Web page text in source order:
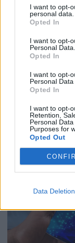
I want to opt-
personal data.
Opted In
I want to opt-
Personal Data.
Opted In
I want to opt-
Personal Data
Opted In
I want to opt-
Retention,
Personal
Purposes for
Opted Out
Data Deletion
Ελληνική
το Global
Επιλέχθηκε
τους στην
από τις μεγαλύτερες